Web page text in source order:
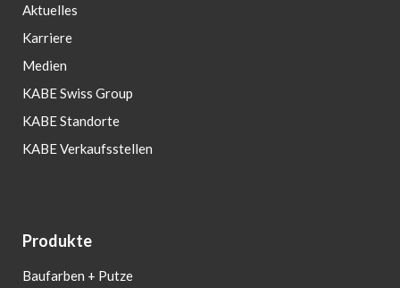
Aktuelles
Karriere
Medien
KABE Swiss Group
KABE Standorte
KABE Verkaufsstellen
Produkte
Baufarben + Putze